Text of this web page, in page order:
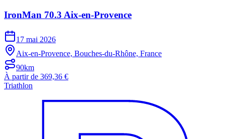
IronMan 70.3 Aix-en-Provence
17 mai 2026
Aix-en-Provence, Bouches-du-Rhône, France
90km
À partir de 369,36 €
Triathlon